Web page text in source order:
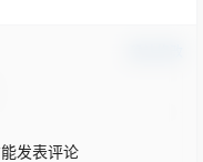
发表评论